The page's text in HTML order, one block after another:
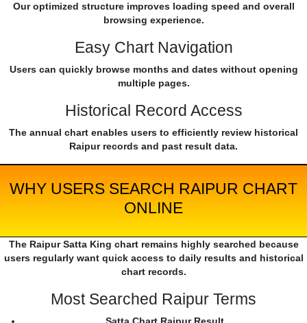
Our optimized structure improves loading speed and overall
browsing experience.
Easy Chart Navigation
Users can quickly browse months and dates without opening
multiple pages.
Historical Record Access
The annual chart enables users to efficiently review historical
Raipur records and past result data.
WHY USERS SEARCH RAIPUR CHART
ONLINE
The Raipur Satta King chart remains highly searched because
users regularly want quick access to daily results and historical
chart records.
Most Searched Raipur Terms